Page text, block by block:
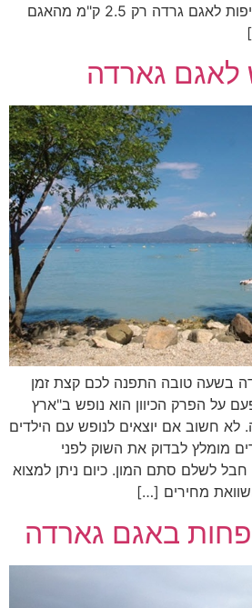
ממוקם על גבעות המשקיפות לאגם גרדה רק 2.5 ק"מ מהאגם
לאגם גארדה
בשעה טובה התפנה לכם קצת זמן
על הפרק הכיוון הוא נופש ב"ארץ
לא חשוב אם יוצאים לנופש עם הילדים
מומלץ לבדוק את השוק לפני
חבל לשלם סתם המון. כיום ניתן למצוא
מחירים […]
באגם גארדה